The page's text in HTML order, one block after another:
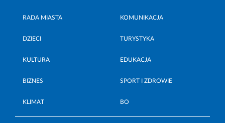
RADA MIASTA KOMUNIKACJA
DZIECI TURYSTYKA
KULTURA EDUKACJA
BIZNES SPORT I ZDROWIE
KLIMAT BO